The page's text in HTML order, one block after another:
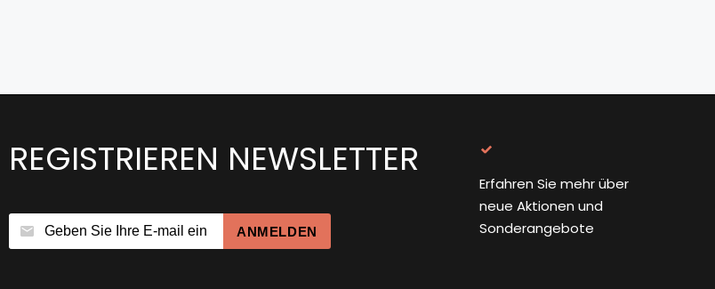
REGISTRIEREN NEWSLETTER
ANMELDEN
Erfahren Sie mehr über
neue Aktionen und
Sonderangebote